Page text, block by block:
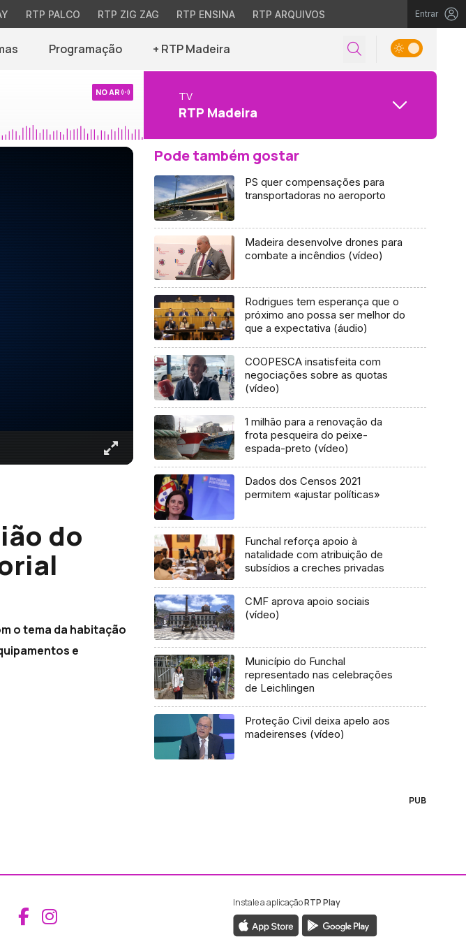
RTP PALCO RTP ZIG ZAG RTP ENSINA RTP ARQUIVOS Entrar
Programação + RTP Madeira
NO AR TV
RTP Madeira
do
o tema da habitação
e
Pode também gostar
PS quer compensações para
transportadoras no aeroporto
Madeira desenvolve drones para
combate a incêndios (vídeo)
Rodrigues tem esperança que o
próximo ano possa ser melhor do
que a expectativa (áudio)
COOPESCA insatisfeita com
negociações sobre as quotas
(vídeo)
1 milhão para a renovação da
frota pesqueira do peixe-
espada-preto (vídeo)
Dados dos Censos 2021
permitem «ajustar políticas»
Funchal reforça apoio à
natalidade com atribuição de
subsídios a creches privadas
CMF aprova apoio sociais
(vídeo)
Município do Funchal
representado nas celebrações
de Leichlingen
Proteção Civil deixa apelo aos
madeirenses (vídeo)
PUB
Aceder ao Facebook da RTP Madeira
Aceder ao Instagram da RTP Madeira
Instale a aplicaçãoRTP Play